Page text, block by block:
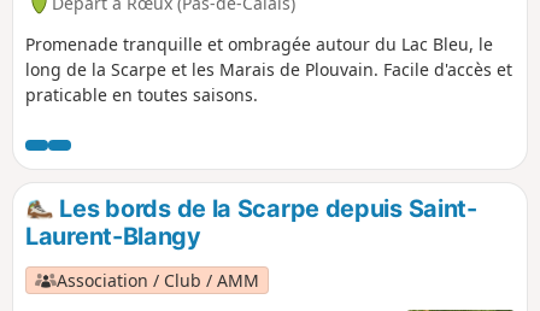
Promenade tranquille et ombragée autour du Lac Bleu, le
long de la Scarpe et les Marais de Plouvain. Facile d'accès et
praticable en toutes saisons.
Les bords de la Scarpe depuis Saint-
Laurent-Blangy
Association / Club / AMM